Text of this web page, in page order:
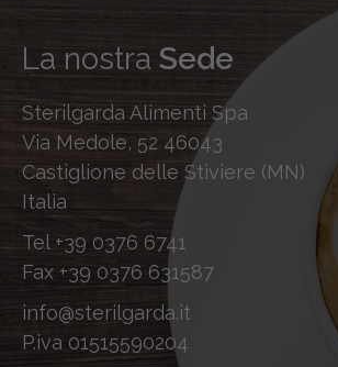
La nostra Sede
Sterilgarda Alimenti Spa
Via Medole, 52 46043
Castiglione delle Stiviere (MN)
Italia
Tel +39 0376 6741
Fax +39 0376 631587
info@sterilgarda.it
P.iva 01515590204